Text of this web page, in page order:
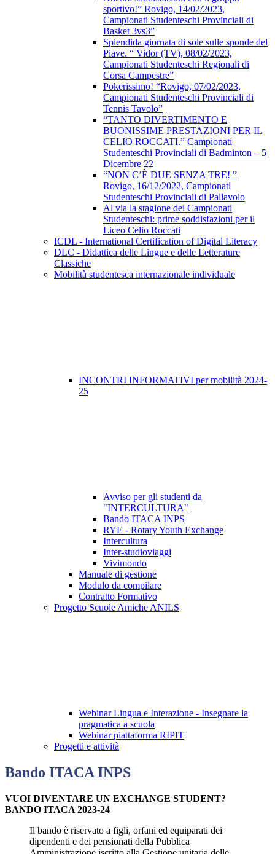
sportivo!” Rovigo, 14/02/2023,
Campionati Studenteschi Provinciali di
Basket 3vs3”
Splendida giornata di sole sulle sponde del
Piave. “ Vidor (TV), 08/02/2023,
Campionati Studenteschi Regionali di
Corsa Campestre”
Pokerissimo! “Rovigo, 07/02/2023,
Campionati Studenteschi Provinciali di
Tennis Tavolo”
“TANTO DIVERTIMENTO E
BUONISSIME PRESTAZIONI PER IL
CELIO ROCCATI.” Campionati
Studenteschi Provinciali di Badminton – 5
Dicembre 22
“NON C’È DUE SENZA TRE! ”
Rovigo, 16/12/2022, Campionati
Studenteschi Provinciali di Pallavolo
Al via la stagione dei Campionati
Studenteschi: prime soddisfazioni per il
Liceo Celio Roccati
ICDL - International Certification of Digital Literacy
DLC - Didattica delle Lingue e delle Letterature
Classiche
Mobilità studentesca internazionale individuale
INCONTRI INFORMATIVI per mobilità 2024-
25
Avviso per gli studenti da
"INTERCULTURA"
Bando ITACA INPS
RYE - Rotary Youth Exchange
Intercultura
Inter-studioviaggi
Vivimondo
Manuale di gestione
Modulo da compilare
Contratto Formativo
Progetto Scuole Amiche ANILS
Webinar Lingua e Interazione - Insegnare la
pragmatica a scuola
Webinar piattaforma RIPIT
Progetti e attività
Bando ITACA INPS
VUOI DIVENTARE UN EXCHANGE STUDENT?
BANDO ITACA 2023-24
Il bando è riservato a figli, orfani ed equiparati dei
dipendenti e dei pensionati della Pubblica